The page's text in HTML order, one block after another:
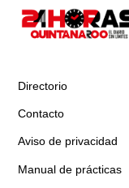
Directorio
Contacto
Aviso de privacidad
Manual de prácticas